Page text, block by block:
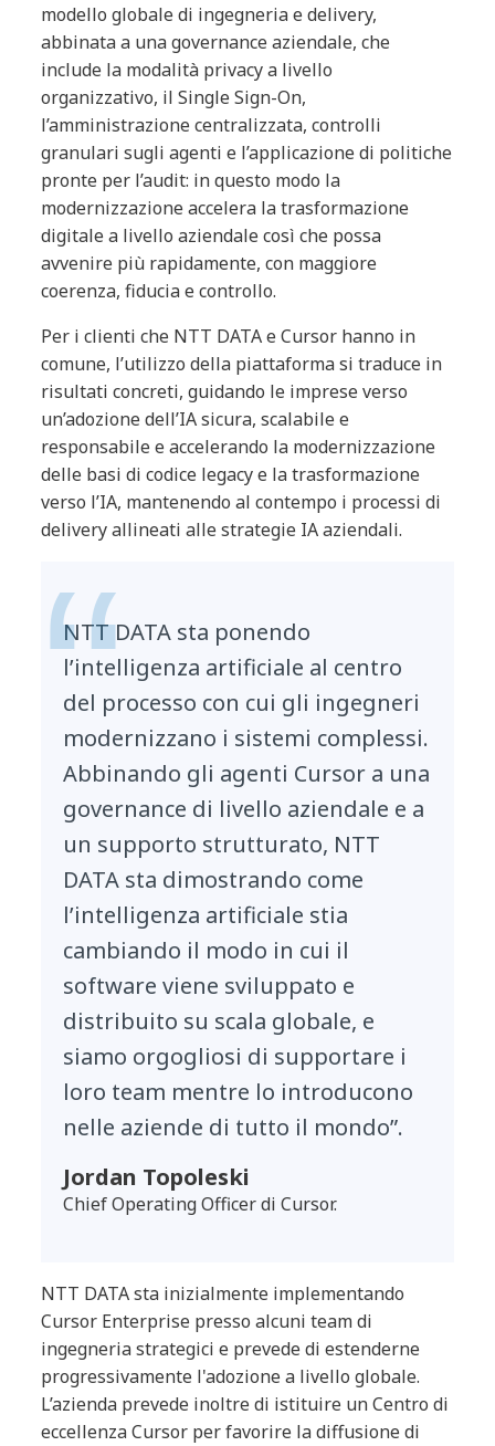
modello globale di ingegneria e delivery,
abbinata a una governance aziendale, che
include la modalità privacy a livello
organizzativo, il Single Sign-On,
l’amministrazione centralizzata, controlli
granulari sugli agenti e l’applicazione di politiche
pronte per l’audit: in questo modo la
modernizzazione accelera la trasformazione
digitale a livello aziendale così che possa
avvenire più rapidamente, con maggiore
coerenza, fiducia e controllo.
Per i clienti che NTT DATA e Cursor hanno in
comune, l’utilizzo della piattaforma si traduce in
risultati concreti, guidando le imprese verso
un’adozione dell’IA sicura, scalabile e
responsabile e accelerando la modernizzazione
delle basi di codice legacy e la trasformazione
verso l’IA, mantenendo al contempo i processi di
delivery allineati alle strategie IA aziendali.
NTT DATA sta ponendo
l’intelligenza artificiale al centro
del processo con cui gli ingegneri
modernizzano i sistemi complessi.
Abbinando gli agenti Cursor a una
governance di livello aziendale e a
un supporto strutturato, NTT
DATA sta dimostrando come
l’intelligenza artificiale stia
cambiando il modo in cui il
software viene sviluppato e
distribuito su scala globale, e
siamo orgogliosi di supportare i
loro team mentre lo introducono
nelle aziende di tutto il mondo”.
Jordan Topoleski
Chief Operating Officer di Cursor.
NTT DATA sta inizialmente implementando
Cursor Enterprise presso alcuni team di
ingegneria strategici e prevede di estenderne
progressivamente l'adozione a livello globale.
L’azienda prevede inoltre di istituire un Centro di
eccellenza Cursor per favorire la diffusione di